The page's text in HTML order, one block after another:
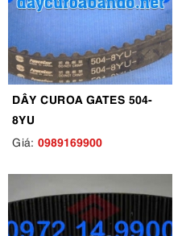
DÂY CUROA GATES 504-
8YU
Giá: 0989169900